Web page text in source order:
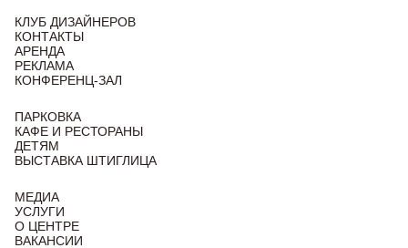
КЛУБ ДИЗАЙНЕРОВ
КОНТАКТЫ
АРЕНДА
РЕКЛАМА
КОНФЕРЕНЦ-ЗАЛ
ПАРКОВКА
КАФЕ И РЕСТОРАНЫ
ДЕТЯМ
ВЫСТАВКА ШТИГЛИЦА
МЕДИА
УСЛУГИ
О ЦЕНТРЕ
ВАКАНСИИ